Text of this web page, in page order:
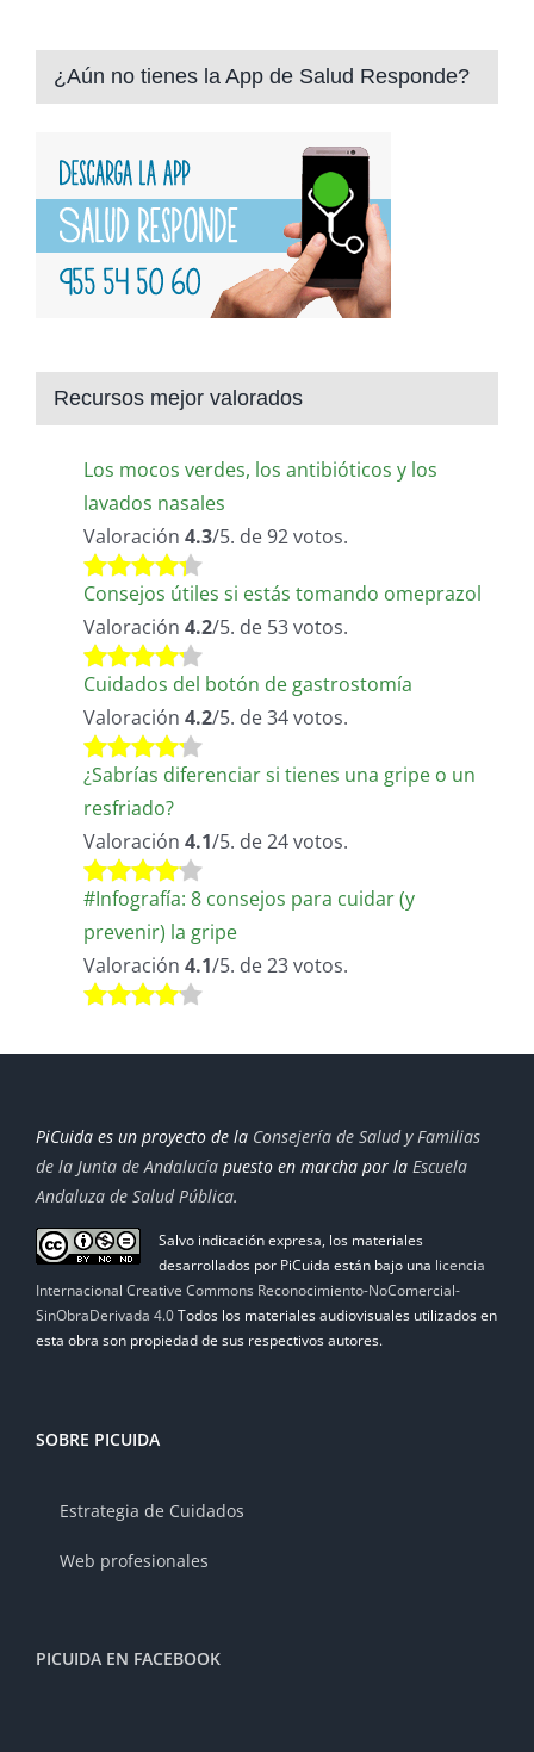
¿Aún no tienes la App de Salud Responde?
Recursos mejor valorados
Los mocos verdes, los antibióticos y los
lavados nasales
Valoración 4.3/5. de 92 votos.
Consejos útiles si estás tomando omeprazol
Valoración 4.2/5. de 53 votos.
Cuidados del botón de gastrostomía
Valoración 4.2/5. de 34 votos.
¿Sabrías diferenciar si tienes una gripe o un
resfriado?
Valoración 4.1/5. de 24 votos.
#Infografía: 8 consejos para cuidar (y
prevenir) la gripe
Valoración 4.1/5. de 23 votos.
PiCuida es un proyecto de la Consejería de Salud y Familias
de la Junta de Andalucía puesto en marcha por la Escuela
Andaluza de Salud Pública.
Salvo indicación expresa, los materiales
desarrollados por PiCuida están bajo una licencia
Internacional Creative Commons Reconocimiento-NoComercial-
SinObraDerivada 4.0Todos los materiales audiovisuales utilizados en
esta obra son propiedad de sus respectivos autores.
SOBRE PICUIDA
Estrategia de Cuidados
Web profesionales
PICUIDA EN FACEBOOK